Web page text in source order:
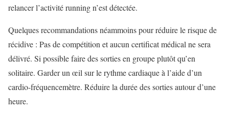
relancer l’activité running n’est détectée.
Quelques recommandations néammoins pour réduire le risque de
récidive : Pas de compétition et aucun certificat médical ne sera
délivré. Si possible faire des sorties en groupe plutôt qu’en
solitaire. Garder un œil sur le rythme cardiaque à l’aide d’un
cardio-fréquencemètre. Réduire la durée des sorties autour d’une
heure.